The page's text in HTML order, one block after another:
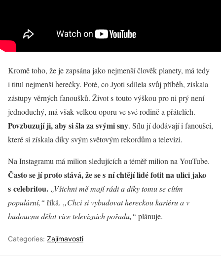
Kromě toho, že je zapsána jako nejmenší člověk planety, má tedy
i titul nejmenší herečky. Poté, co Jyoti sdílela svůj příběh, získala
zástupy věrných fanoušků. Život s touto výškou pro ni prý není
jednoduchý, má však velkou oporu ve své rodině a přátelích.
Povzbuzují ji, aby si šla za svými sny. Sílu jí dodávají i fanoušci,
které si získala díky svým světovým rekordům a televizi.
Na Instagramu má milion sledujících a téměř milion na YouTube.
Často se jí proto stává, že se s ní chtějí lidé fotit na ulici jako
s celebritou. „Všichni mě mají rádi a díky tomu se cítím
populární,“ říká. „Chci si vybudovat hereckou kariéru a v
budoucnu dělat více televizních pořadů,“ plánuje.
Categories: Zajímavosti